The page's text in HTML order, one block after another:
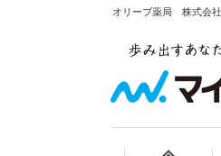
オリーブ薬局 株式会社